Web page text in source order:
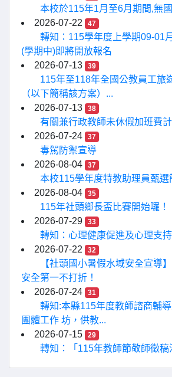
本校於115年1月至6月期間,無
2026-07-22
47
轉知：115學年度上學期09-01
(學期中)即將開放報名
2026-07-13
39
115年至118年全國公教員工旅
（以下簡稱該方案）...
2026-07-13
38
有關兼行政教師未休假加班費
2026-07-24
37
毒駕防禦宣導
2026-08-04
37
本校115學年度特教助理員甄選
2026-08-04
35
115年社頭鄉長盃比賽開始囉！
2026-07-29
33
轉知：心理健康促進及心理支
2026-07-22
32
【社頭國小暑假水域安全宣導
安全第一不打折！
2026-07-24
31
轉知:本縣115年度教師諮商輔
團體工作 坊，供教...
2026-07-15
29
轉知：「115年教師節敬師徵稿